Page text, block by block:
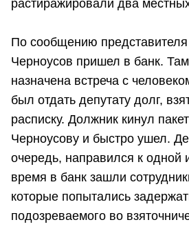
растиражировали два
По сообщению представителя
Черноусов пришел в банк.
назначена встреча с
был отдать депутату долг,
расписку. Должник кинул
Черноусову и быстро ушел.
очередь, направился к одной
время в банк зашли
которые попытались
подозреваемого во